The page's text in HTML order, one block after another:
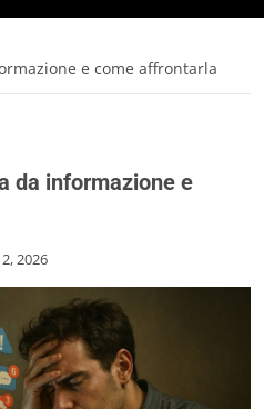
e come affrontarla
da informazione e
2026